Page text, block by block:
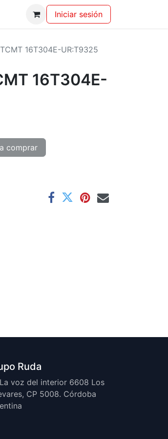
Iniciar sesión
16T304E-UR:T9325
16T304E-
comprar
Ruda
voz del interior 6608 Los
CP 5008. Córdoba